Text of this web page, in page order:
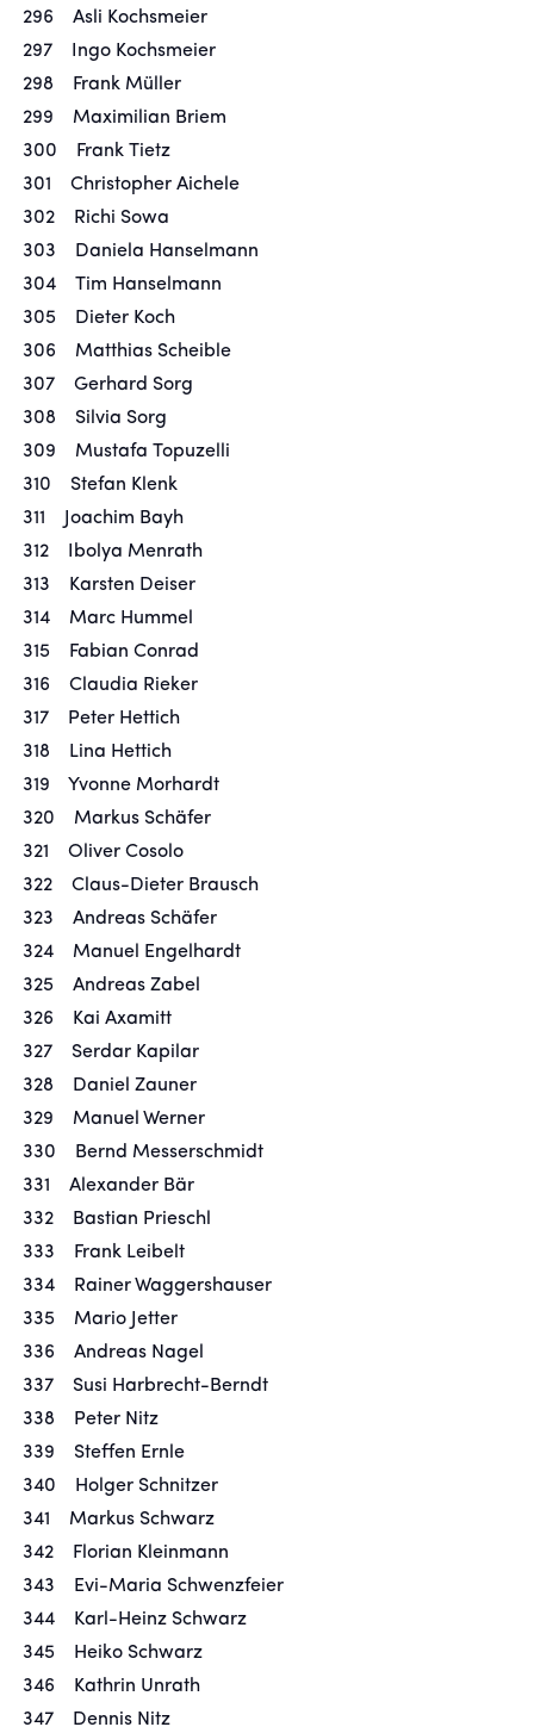
296 Asli Kochsmeier
297 Ingo Kochsmeier
298 Frank Müller
299 Maximilian Briem
300 Frank Tietz
301 Christopher Aichele
302 Richi Sowa
303 Daniela Hanselmann
304 Tim Hanselmann
305 Dieter Koch
306 Matthias Scheible
307 Gerhard Sorg
308 Silvia Sorg
309 Mustafa Topuzelli
310 Stefan Klenk
311 Joachim Bayh
312 Ibolya Menrath
313 Karsten Deiser
314 Marc Hummel
315 Fabian Conrad
316 Claudia Rieker
317 Peter Hettich
318 Lina Hettich
319 Yvonne Morhardt
320 Markus Schäfer
321 Oliver Cosolo
322 Claus-Dieter Brausch
323 Andreas Schäfer
324 Manuel Engelhardt
325 Andreas Zabel
326 Kai Axamitt
327 Serdar Kapilar
328 Daniel Zauner
329 Manuel Werner
330 Bernd Messerschmidt
331 Alexander Bär
332 Bastian Prieschl
333 Frank Leibelt
334 Rainer Waggershauser
335 Mario Jetter
336 Andreas Nagel
337 Susi Harbrecht-Berndt
338 Peter Nitz
339 Steffen Ernle
340 Holger Schnitzer
341 Markus Schwarz
342 Florian Kleinmann
343 Evi-Maria Schwenzfeier
344 Karl-Heinz Schwarz
345 Heiko Schwarz
346 Kathrin Unrath
347 Dennis Nitz